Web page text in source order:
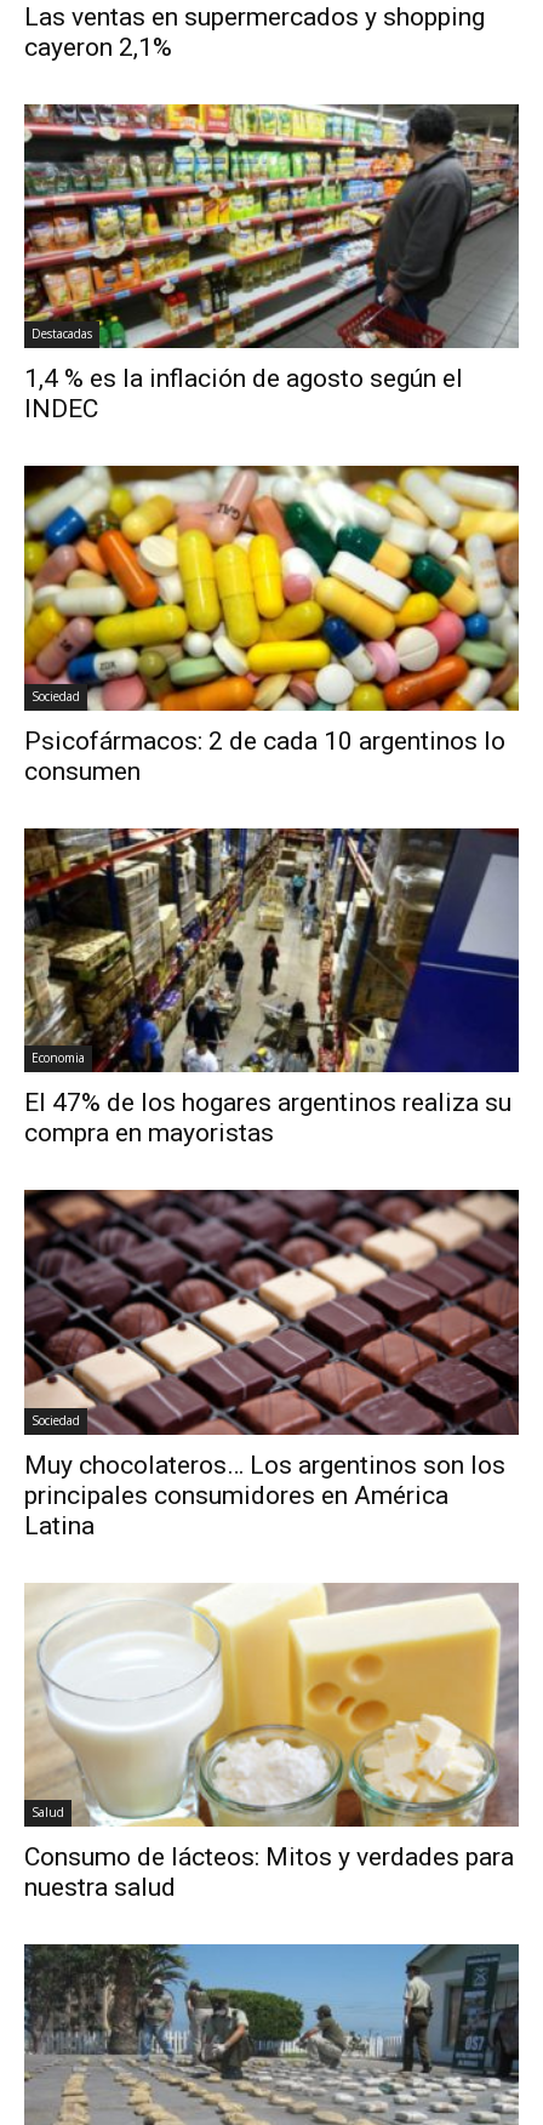
Las ventas en supermercados y shopping
cayeron 2,1%
Destacadas
1,4 % es la inflación de agosto según el
INDEC
Sociedad
Psicofármacos: 2 de cada 10 argentinos lo
consumen
Economia
El 47% de los hogares argentinos realiza su
compra en mayoristas
Sociedad
Muy chocolateros… Los argentinos son los
principales consumidores en América
Latina
Salud
Consumo de lácteos: Mitos y verdades para
nuestra salud